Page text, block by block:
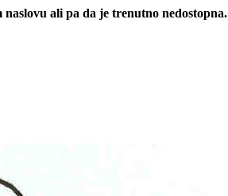
ali pa da je trenutno nedostopna.